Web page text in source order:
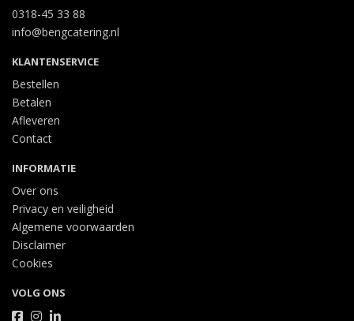
0318-45 33 88
info@bengcatering.nl
KLANTENSERVICE
Bestellen
Betalen
Afleveren
Contact
INFORMATIE
Over ons
Privacy en veiligheid
Algemene voorwaarden
Disclaimer
Cookies
VOLG ONS